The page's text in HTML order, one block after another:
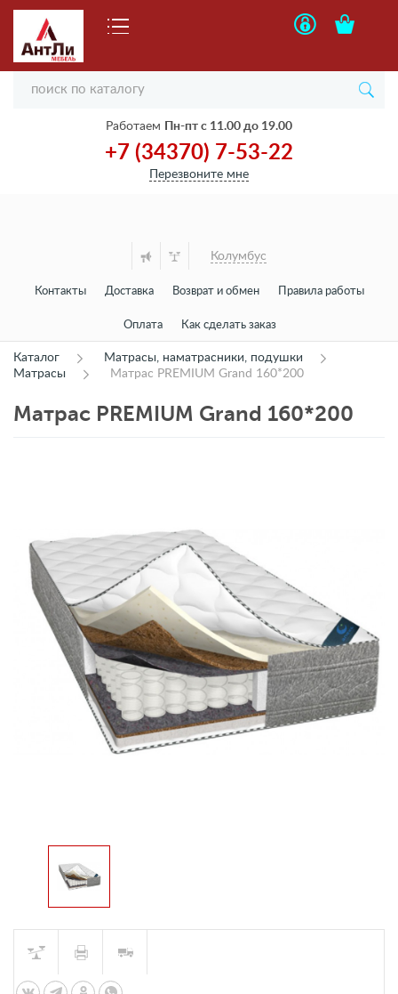
Работаем Пн-пт с 11.00 до 19.00
+7 (34370) 7-53-22
Перезвоните мне
Колумбус
Контакты Доставка Возврат и обмен Правила работы
Оплата Как сделать заказ
Каталог
Матрасы, наматрасники, подушки
Матрасы
Матрас PREMIUM Grand 160*200
Матрас PREMIUM Grand 160*200